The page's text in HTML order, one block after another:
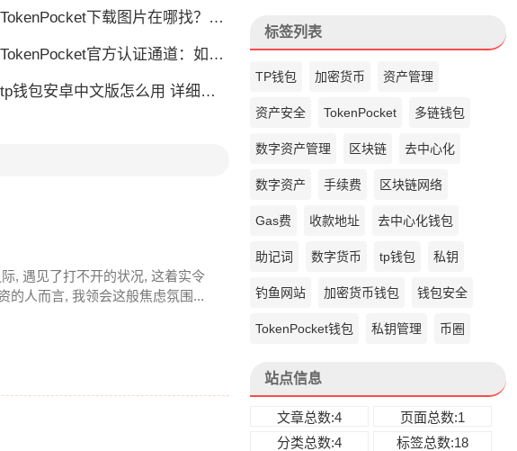
TokenPocket下载图片在哪找？官方渠道最靠谱
TokenPocket官方认证通道：如何找到真正的官方渠道
tp钱包安卓中文版怎么用 详细安装教程
, 遇见了打不开的状况, 这着实令
的人而言, 我领会这般焦虑氛围...
标签列表
TP钱包 加密货币 资产管理
资产安全 TokenPocket 多链钱包
数字资产管理 区块链 去中心化
数字资产 手续费 区块链网络
Gas费 收款地址 去中心化钱包
助记词 数字货币 tp钱包 私钥
钓鱼网站 加密货币钱包 钱包安全
TokenPocket钱包 私钥管理 币圈
站点信息
文章总数:4
页面总数:1
分类总数:4
标签总数:18